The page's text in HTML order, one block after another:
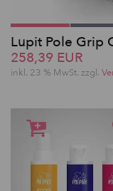
Lupit Pole Grip
258,39 EUR
inkl. 23 % MwSt. zzgl.